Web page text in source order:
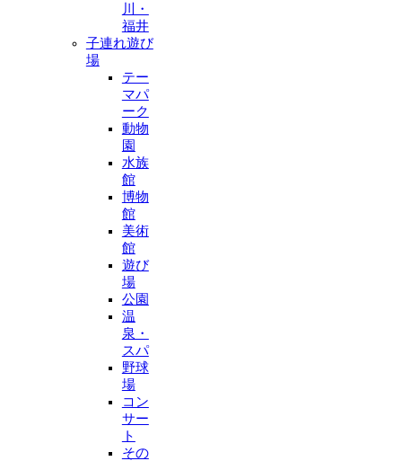
川・
福井
子連れ遊び
場
テー
マパ
ーク
動物
園
水族
館
博物
館
美術
館
遊び
場
公園
温
泉・
スパ
野球
場
コン
サー
ト
その